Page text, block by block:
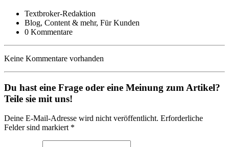
Textbroker-Redaktion
Blog, Content & mehr, Für Kunden
0 Kommentare
Keine Kommentare vorhanden
Du hast eine Frage oder eine Meinung zum Artikel?
Teile sie mit uns!
Deine E-Mail-Adresse wird nicht veröffentlicht. Erforderliche
Felder sind markiert *